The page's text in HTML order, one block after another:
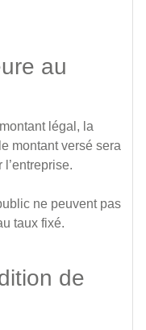
au
légal, la
montant versé sera
ne peuvent pas
taux fixé.
de